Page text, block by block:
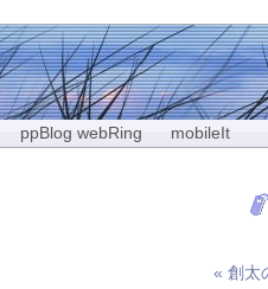
ppBlog webRing mobileIt
« 創太